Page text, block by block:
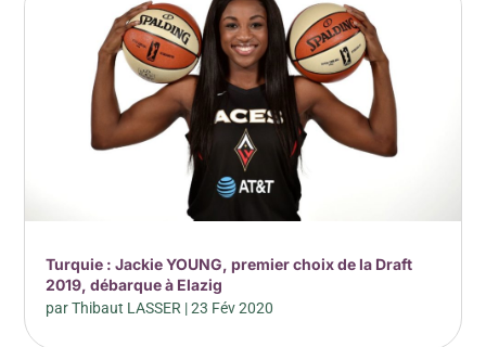
Turquie : Jackie YOUNG, premier choix de la Draft
2019, débarque à Elazig
parThibaut LASSER |23 Fév 2020